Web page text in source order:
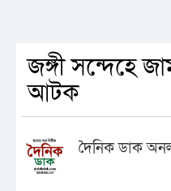
জঙ্গী সন্দেহে
আটক
দৈনিক ডাক